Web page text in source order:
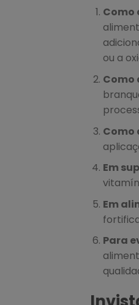
Como
ou a
Como
Como
Em
Em
Para